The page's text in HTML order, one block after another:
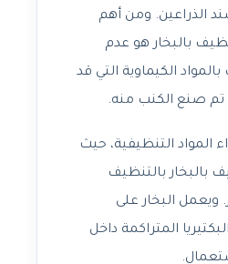
الذراعين. ومن أهم
بالبخار هو عدم
الكيماوية التي قد
تم صنع الكنب منه.
المواد التنظيفية، حيث
بالبخار بالتنظيف
ويعمل البخار على
المتراكمة داخل